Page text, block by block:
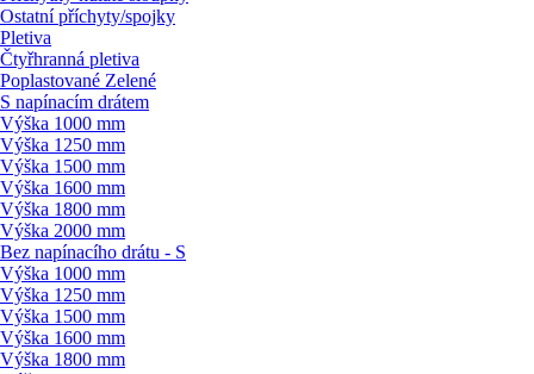
Ostatní příchyty/spojky
Pletiva
Čtyřhranná pletiva
Poplastované Zelené
S napínacím drátem
Výška 1000 mm
Výška 1250 mm
Výška 1500 mm
Výška 1600 mm
Výška 1800 mm
Výška 2000 mm
Bez napínacího drátu - S
Výška 1000 mm
Výška 1250 mm
Výška 1500 mm
Výška 1600 mm
Výška 1800 mm